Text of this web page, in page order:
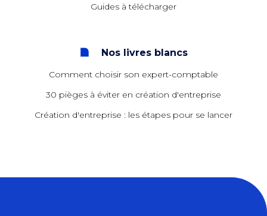
Guides à télécharger
Nos livres blancs
Comment choisir son expert-comptable
30 pièges à éviter en création d'entreprise
Création d'entreprise : les étapes pour se lancer